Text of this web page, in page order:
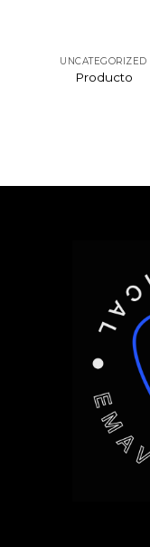
UNCATEGORIZED
Producto